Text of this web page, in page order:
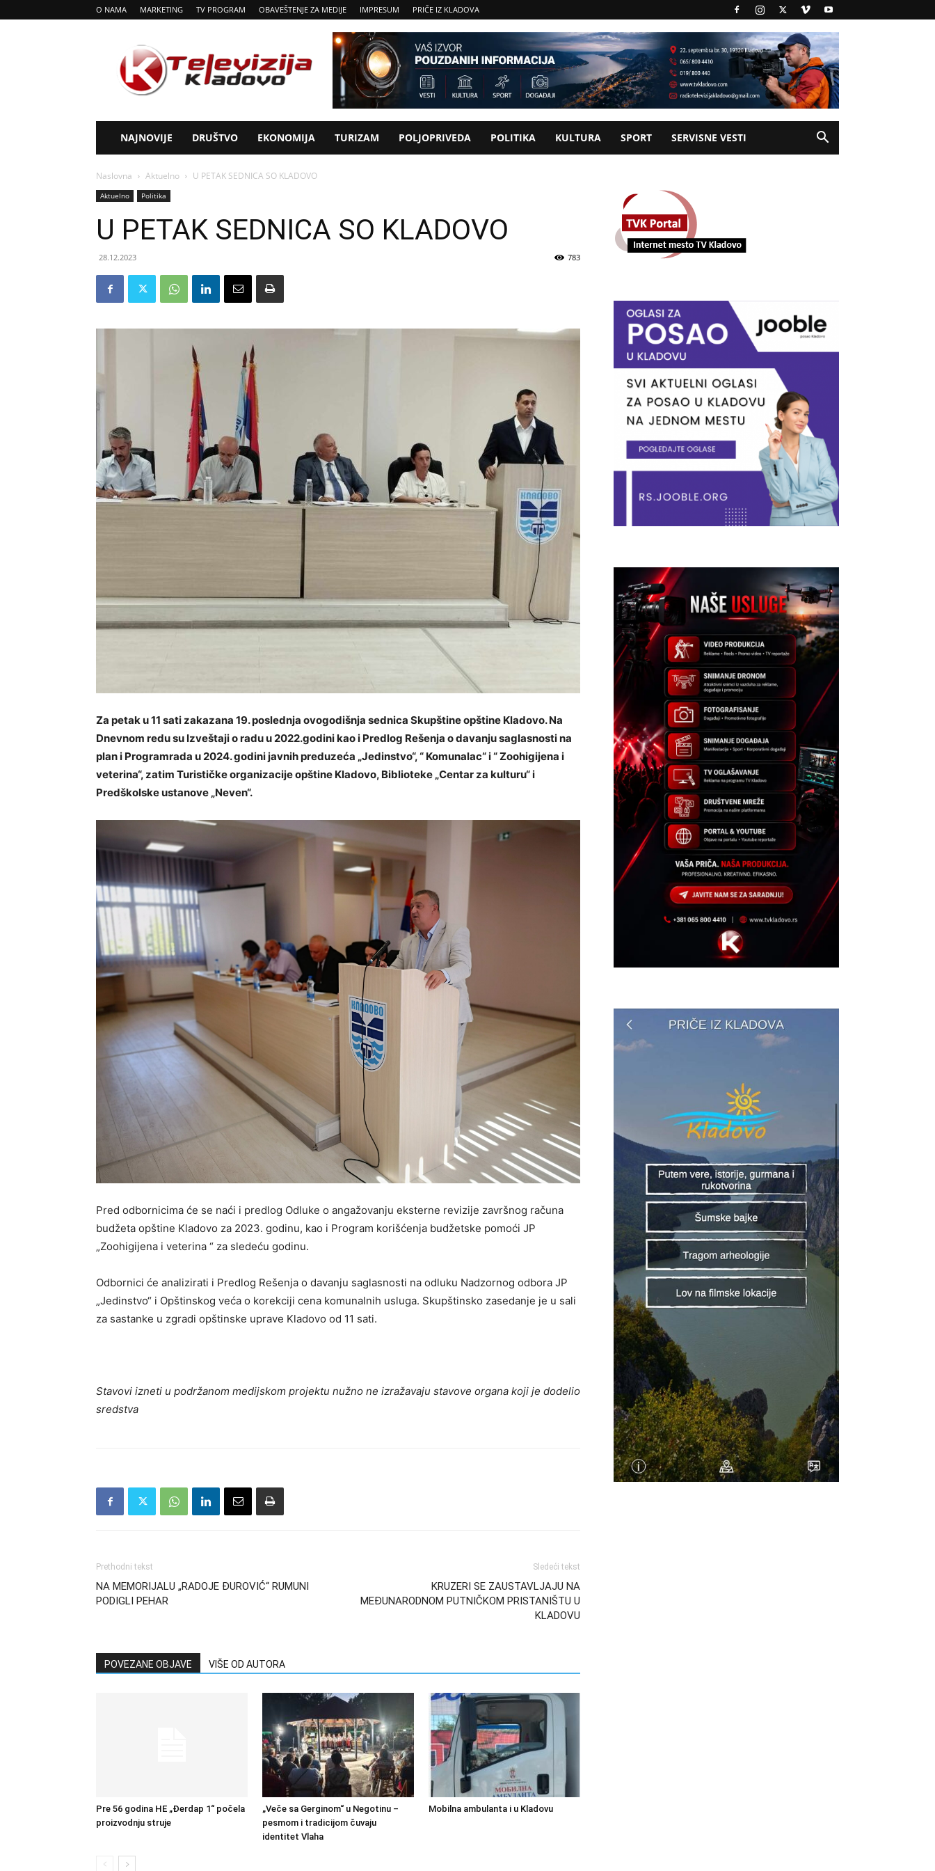
O NAMA MARKETING TV PROGRAM OBAVEŠTENJE ZA MEDIJE IMPRESUM PRIČE IZ KLADOVA
Tv
Kladovo
NAJNOVIJE DRUŠTVO EKONOMIJA TURIZAM POLJOPRIVEDA POLITIKA KULTURA SPORT SERVISNE VESTI
Naslovna Aktuelno U PETAK SEDNICA SO KLADOVO
Aktuelno Politika
U PETAK SEDNICA SO KLADOVO
28.12.2023 783
Za petak u 11 sati zakazana 19. poslednja ovogodišnja sednica Skupštine opštine Kladovo. Na
Dnevnom redu su Izveštaji o radu u 2022.godini kao i Predlog Rešenja o davanju saglasnosti na
plan i Programrada u 2024. godini javnih preduzeća „Jedinstvo“, “ Komunalac“ i “ Zoohigijena i
veterina“, zatim Turističke organizacije opštine Kladovo, Biblioteke „Centar za kulturu“ i
Predškolske ustanove „Neven“.
Pred odbornicima će se naći i predlog Odluke o angažovanju eksterne revizije završnog računa
budžeta opštine Kladovo za 2023. godinu, kao i Program korišćenja budžetske pomoći JP
„Zoohigijena i veterina “ za sledeću godinu.
Odbornici će analizirati i Predlog Rešenja o davanju saglasnosti na odluku Nadzornog odbora JP
„Jedinstvo“ i Opštinskog veća o korekciji cena komunalnih usluga. Skupštinsko zasedanje je u sali
za sastanke u zgradi opštinske uprave Kladovo od 11 sati.
Stavovi izneti u podržanom medijskom projektu nužno ne izražavaju stavove organa koji je dodelio
sredstva
Prethodni tekst
NA MEMORIJALU „RADOJE ĐUROVIĆ“ RUMUNI
PODIGLI PEHAR
Sledeći tekst
KRUZERI SE ZAUSTAVLJAJU NA
MEĐUNARODNOM PUTNIČKOM PRISTANIŠTU U
KLADOVU
POVEZANE OBJAVE VIŠE OD AUTORA
Pre 56 godina HE „Đerdap 1“ počela
proizvodnju struje
„Veče sa Gerginom“ u Negotinu –
pesmom i tradicijom čuvaju
identitet Vlaha
Mobilna ambulanta i u Kladovu